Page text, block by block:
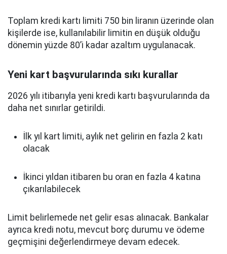
Toplam kredi kartı limiti 750 bin liranın üzerinde olan
kişilerde ise, kullanılabilir limitin en düşük olduğu
dönemin yüzde 80’i kadar azaltım uygulanacak.
Yeni kart başvurularında sıkı kurallar
2026 yılı itibarıyla yeni kredi kartı başvurularında da
daha net sınırlar getirildi.
İlk yıl kart limiti, aylık net gelirin en fazla 2 katı
olacak
İkinci yıldan itibaren bu oran en fazla 4 katına
çıkarılabilecek
Limit belirlemede net gelir esas alınacak. Bankalar
ayrıca kredi notu, mevcut borç durumu ve ödeme
geçmişini değerlendirmeye devam edecek.